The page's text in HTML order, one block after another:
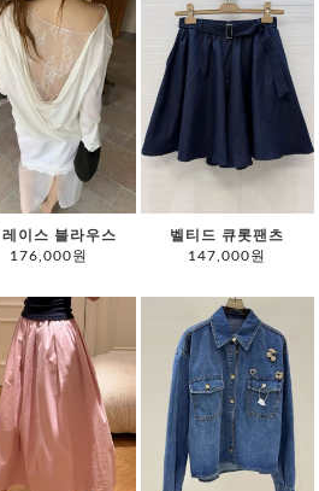
레이스 블라우스
176,000원
벨티드 큐롯팬츠
147,000원